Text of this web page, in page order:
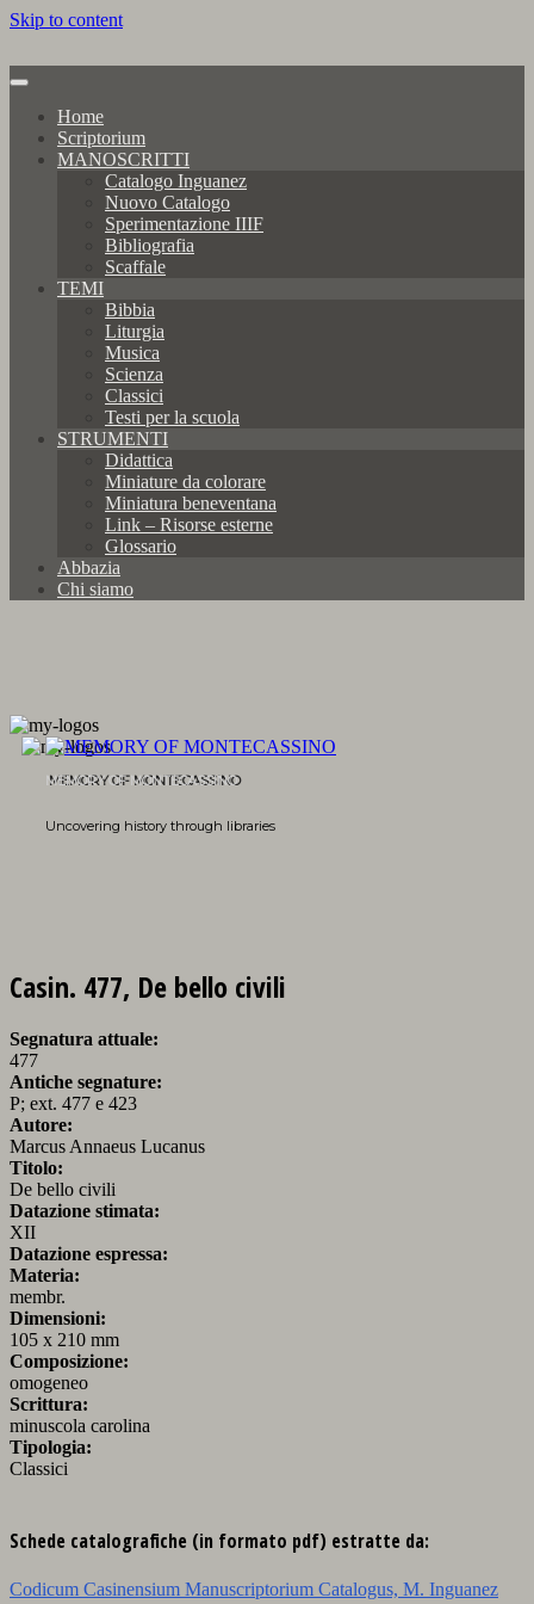
Skip to content
Home
Scriptorium
MANOSCRITTI
Catalogo Inguanez
Nuovo Catalogo
Sperimentazione IIIF
Bibliografia
Scaffale
TEMI
Bibbia
Liturgia
Musica
Scienza
Classici
Testi per la scuola
STRUMENTI
Didattica
Miniature da colorare
Miniatura beneventana
Link – Risorse esterne
Glossario
Abbazia
Chi siamo
MEMORY OF MONTECASSINO
Uncovering history through libraries
Casin. 477, De bello civili
Segnatura attuale:
477
Antiche segnature:
P; ext. 477 e 423
Autore:
Marcus Annaeus Lucanus
Titolo:
De bello civili
Datazione stimata:
XII
Datazione espressa:
Materia:
membr.
Dimensioni:
105 x 210 mm
Composizione:
omogeneo
Scrittura:
minuscola carolina
Tipologia:
Classici
Schede catalografiche (in formato pdf) estratte da:
Codicum Casinensium Manuscriptorium Catalogus, M. Inguanez